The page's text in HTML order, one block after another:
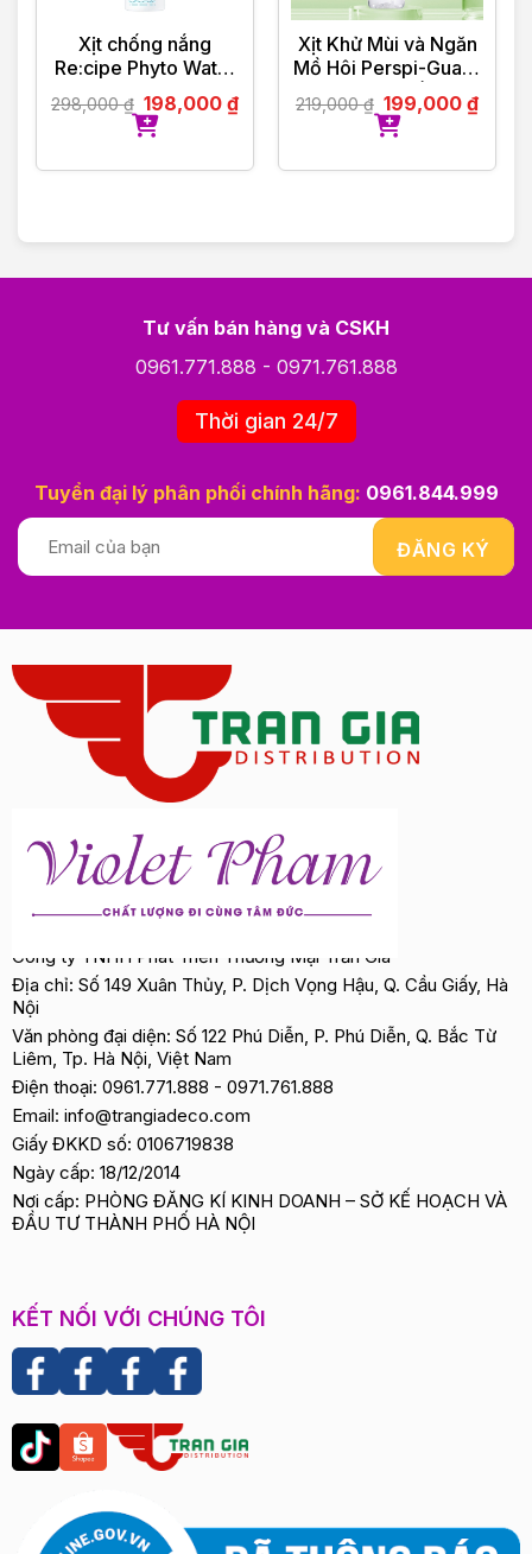
Xịt chống nắng
Re:cipe Phyto Water
Defense Sun Spray
SPF50+, PA++++
298,000₫ 198,000₫
Xịt Khử Mùi và Ngăn
Mồ Hôi Perspi-Guard
Hiệu Quả Tối Ưu
30ml
219,000₫ 199,000₫
Tư vấn bán hàng và CSKH
0961.771.888 - 0971.761.888
Thời gian 24/7
Tuyển đại lý phân phối chính hãng: 0961.844.999
Công ty TNHH Phát Triển Thương Mại Trần Gia
Địa chỉ: Số 149 Xuân Thủy, P. Dịch Vọng Hậu, Q. Cầu Giấy, Hà
Nội
Văn phòng đại diện: Số 122 Phú Diễn, P. Phú Diễn, Q. Bắc Từ
Liêm, Tp. Hà Nội, Việt Nam
Điện thoại: 0961.771.888 - 0971.761.888
Email: info@trangiadeco.com
Giấy ĐKKD số: 0106719838
Ngày cấp: 18/12/2014
Nơi cấp: PHÒNG ĐĂNG KÍ KINH DOANH – SỞ KẾ HOẠCH VÀ
ĐẦU TƯ THÀNH PHỐ HÀ NỘI
KẾT NỐI VỚI CHÚNG TÔI